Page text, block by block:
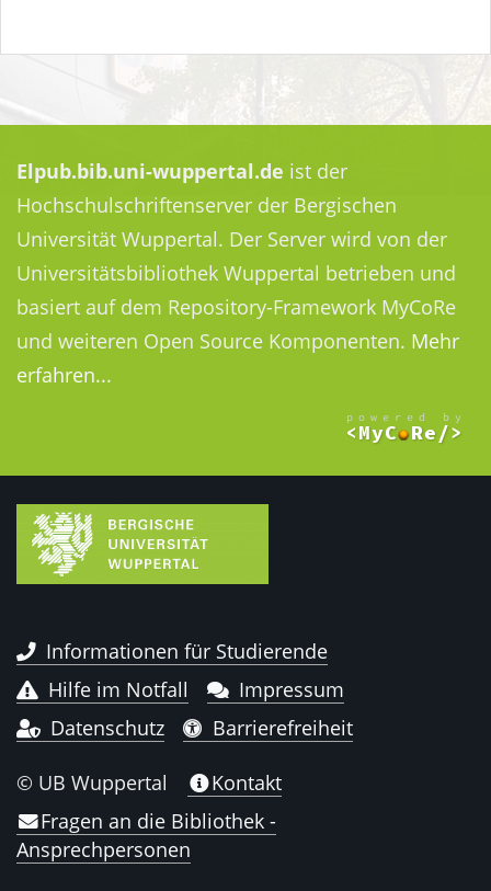
Elpub.bib.uni-wuppertal.de ist der
Hochschulschriftenserver der Bergischen
Universität Wuppertal. Der Server wird von der
Universitätsbibliothek Wuppertal betrieben und
basiert auf dem Repository-Framework MyCoRe
und weiteren Open Source Komponenten. Mehr
erfahren...
Informationen für Studierende
Hilfe im Notfall
Impressum
Datenschutz
Barrierefreiheit
© UB Wuppertal
Kontakt
Fragen an die Bibliothek -
Ansprechpersonen